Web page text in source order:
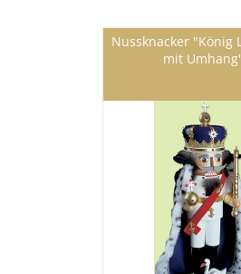
Nussknacker "König
mit